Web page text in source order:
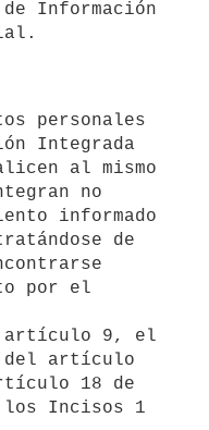
Información
Integrada
al mismo
no
informado
de
por el
artículo 9, el
artículo
18 de
los Incisos 1